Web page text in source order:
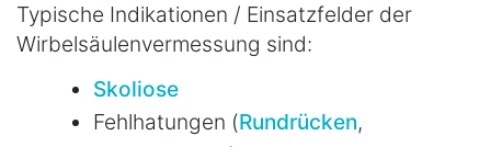
Typische Indikationen / Einsatzfelder der
Wirbelsäulenvermessung sind:
Skoliose
Fehlhatungen (Rundrücken,